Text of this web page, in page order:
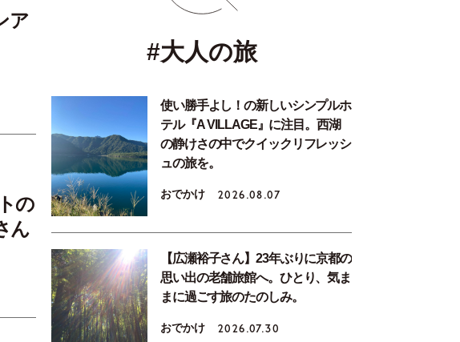
ア
の
ん
#大人の旅
使い勝手よし！の新しいシンプルホ
テル『A VILLAGE』に注目。西湖
の静けさの中でクイックリフレッシ
ュの旅を。
おでかけ 2026.08.07
【広瀬裕子さん】23年ぶりに京都の
思い出の老舗旅館へ。ひとり、気ま
まに過ごす旅のたのしみ。
おでかけ 2026.07.30